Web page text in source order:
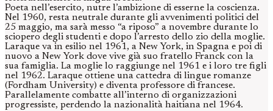
Poeta nell’esercito, nutre l’ambizione di esserne la coscienza.
Nel 1960, resta neutrale durante gli avvenimenti politici del
25 maggio, ma sarà messo “a riposo” a novembre durante lo
sciopero degli studenti e dopo l’arresto dello zio della moglie.
Laraque va in esilio nel 1961, a New York, in Spagna e poi di
nuovo a New York dove vive già suo fratello Franck con la
sua famiglia. La moglie lo raggiunge nel 1961 e i loro tre figli
nel 1962. Laraque ottiene una cattedra di lingue romanze
(Fordham University) e diventa professore di francese.
Parallelamente combatte all’interno di organizzazioni
progressiste, perdendo la nazionalità haitiana nel 1964.